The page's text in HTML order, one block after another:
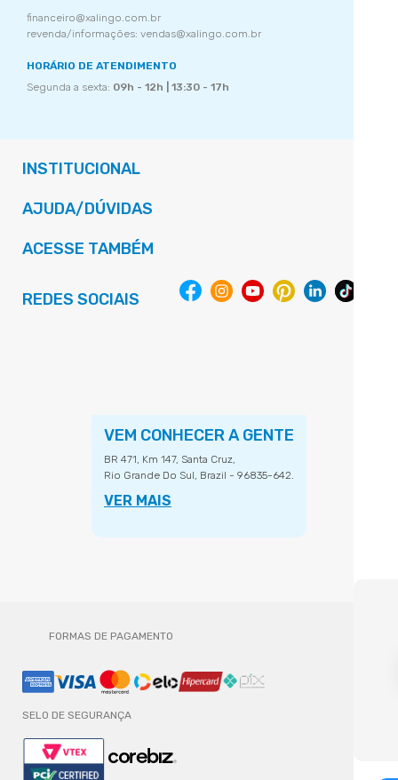
financeiro@xalingo.com.br
revenda/informações: vendas@xalingo.com.br
HORÁRIO DE ATENDIMENTO
Segunda a sexta: 09h - 12h | 13:30 - 17h
INSTITUCIONAL
AJUDA/DÚVIDAS
ACESSE TAMBÉM
REDES SOCIAIS
VEM CONHECER A GENTE
BR 471, Km 147, Santa Cruz,
Rio Grande Do Sul, Brazil - 96835-642.
VER MAIS
FORMAS DE PAGAMENTO
SELO DE SEGURANÇA